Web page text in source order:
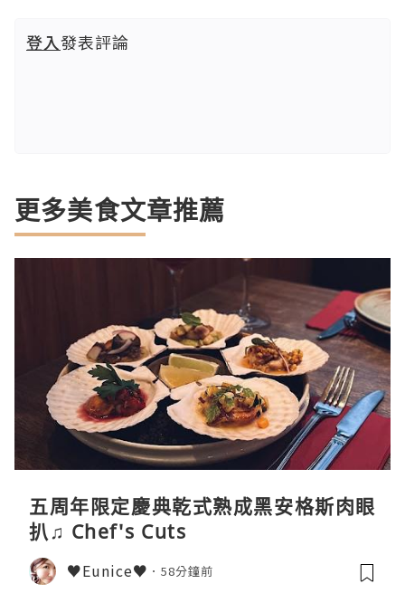
登入發表評論
更多美食文章推薦
五周年限定慶典乾式熟成黑安格斯肉眼
扒♫ Chef's Cuts
♥Eunice♥ 58分鐘前